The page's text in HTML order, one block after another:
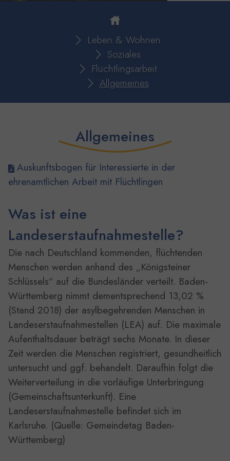
Leben & Wohnen
Soziales
Flüchtlingsarbeit
Allgemeines
Allgemeines
Auskunftsbogen für Interessierte in der
ehrenamtlichen Arbeit mit Flüchtlingen
Was ist eine
Landeserstaufnahmestelle?
Die nach Deutschland kommenden, flüchtenden
Menschen werden anhand des „Königsteiner
Schlüssels“ auf die Bundesländer verteilt. Baden-
Württemberg nimmt dementsprechend 13,02 %
(Stand 2018) der asylbegehrenden Menschen in
Landeserstaufnahmestellen (LEA) auf. Die maximale
Aufenthaltsdauer beträgt sechs Monate. In dieser
Zeit werden die Menschen registriert, gesundheitlich
untersucht und ggf. behandelt. Daraufhin folgt die
Weiterverteilung in die vorläufige Unterbringung
(Gemeinschaftsunterkunft). Eine
Landeserstaufnahmestelle befindet sich im
Karlsruhe. (Quelle: Gemeindetag Baden-
Württemberg)